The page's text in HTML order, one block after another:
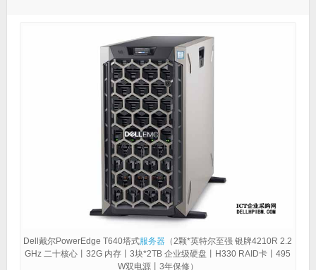
Dell戴尔PowerEdge T640塔式服务器 （2颗*英特尔至强 银牌4210R 2.2
GHz 二十核心丨32G 内存丨3块*2TB 企业级硬盘丨H330 RAID卡丨495
W双电源丨3年保修）